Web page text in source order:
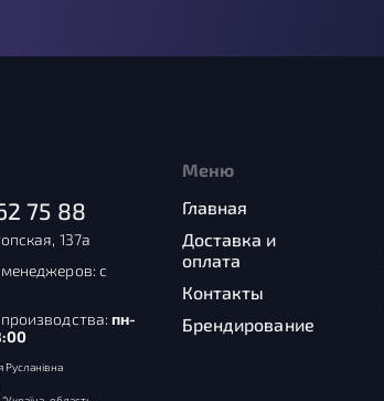
75 88
137а
с
пн-
Меню
Главная
Доставка и
оплата
Контакты
Брендирование